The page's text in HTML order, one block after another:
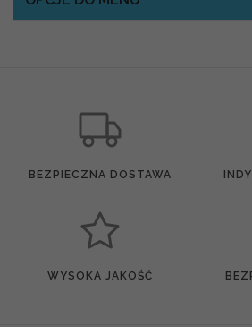
BEZPIECZNA DOSTAWA
WYSOKA JAKOŚĆ